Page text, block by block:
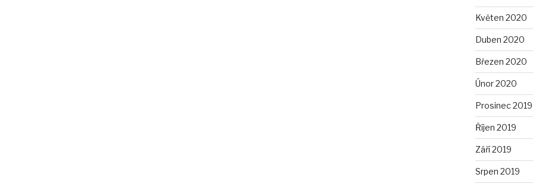
Květen 2020
Duben 2020
Březen 2020
Únor 2020
Prosinec 2019
Říjen 2019
Září 2019
Srpen 2019